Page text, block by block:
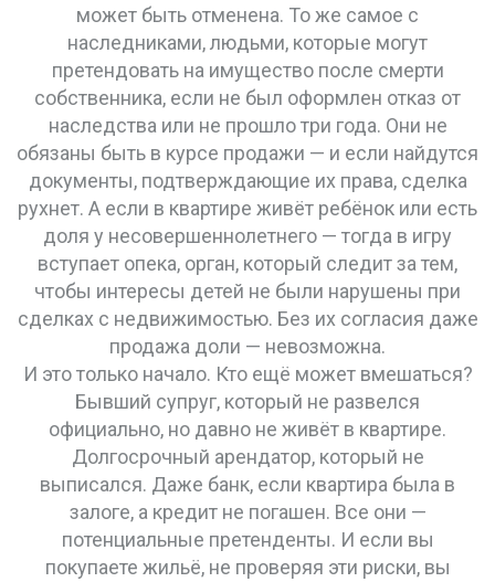
может быть отменена. То же самое с
наследниками,людьми, которые могут
претендовать на имущество после смерти
собственника, если не был оформлен отказ от
наследства или не прошло три года. Они не
обязаны быть в курсе продажи — и если найдутся
документы, подтверждающие их права, сделка
рухнет. А если в квартире живёт ребёнок или есть
доля у несовершеннолетнего — тогда в игру
вступает опека, орган, который следит за тем,
чтобы интересы детей не были нарушены при
сделках с недвижимостью. Без их согласия даже
продажа доли — невозможна.
И это только начало. Кто ещё может вмешаться?
Бывший супруг, который не развелся
официально, но давно не живёт в квартире.
Долгосрочный арендатор, который не
выписался. Даже банк, если квартира была в
залоге, а кредит не погашен. Все они —
потенциальные претенденты. И если вы
покупаете жильё, не проверяя эти риски, вы